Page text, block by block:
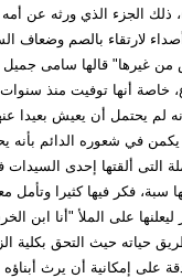
ذلك الجزء الذي ورثه عن
لارتقاء بالصم وضعاف
خاصة أنها توفيت منذ سنوات
أنه لم يحتمل أن يعيش بعيدا
في شعوره الدائم بأنه
التى ألقتها إحدى السيدات
سبة، فكر فيها كثيرا وتأمل
ليعلنها على الملأ "أنا ابن
حياته حيث التحق بكلية
على إمكانية أن يرث